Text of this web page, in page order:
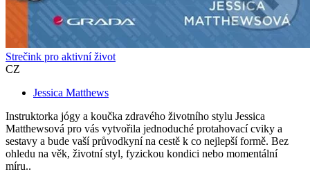
Strečink pro aktivní život
CZ
Jessica Matthews
Instruktorka jógy a koučka zdravého životního stylu Jessica
Matthewsová pro vás vytvořila jednoduché protahovací cviky a
sestavy a bude vaší průvodkyní na cestě k co nejlepší formě. Bez
ohledu na věk, životní styl, fyzickou kondici nebo momentální
míru..